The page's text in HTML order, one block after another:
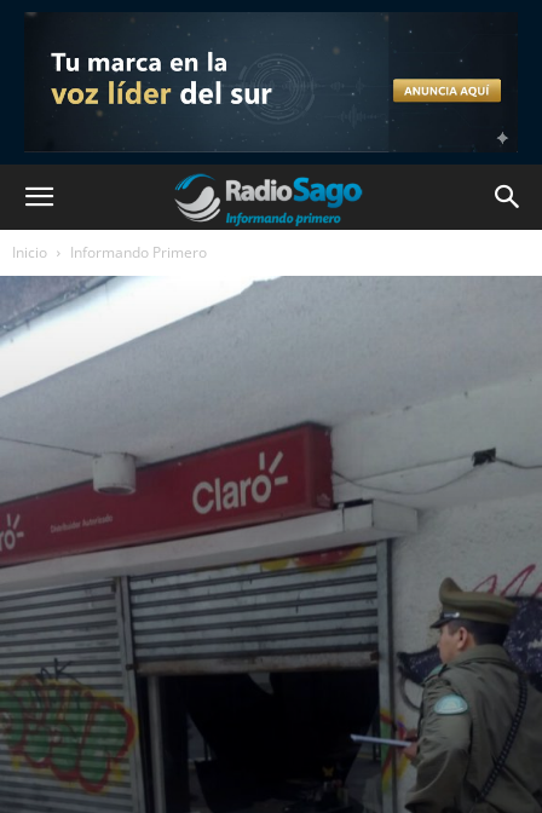
Inicio Informando Primero